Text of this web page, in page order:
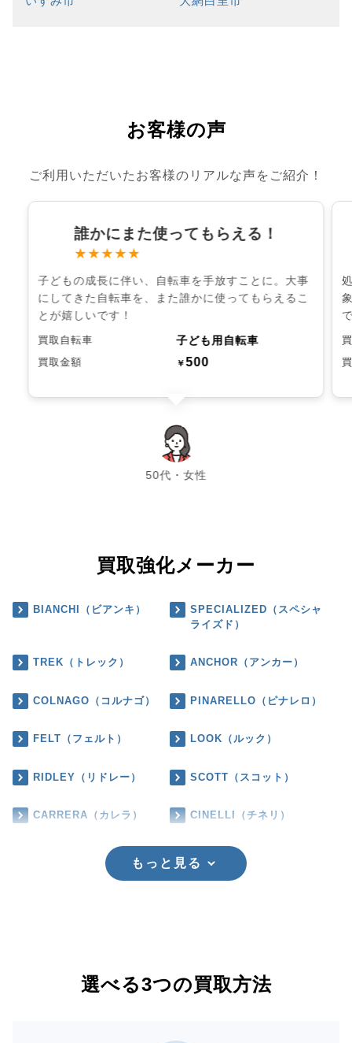
お客様の声
ご利用いただいたお客様のリアルな声をご紹介！
誰かにまた使ってもらえる！
★★★★★
子どもの成長に伴い、自転車を手放すことに。大事
にしてきた自転車を、また誰かに使ってもらえるこ
とが嬉しいです！
買取自転車 子ども用自転車
買取金額 ￥500
50代・女性
chevron_left chevron_right
買取強化メーカー
BIANCHI（ビアンキ）
SPECIALIZED（スペシャ
ライズド）
TREK（トレック） ANCHOR（アンカー）
COLNAGO（コルナゴ） PINARELLO（ピナレロ）
FELT（フェルト） LOOK（ルック）
RIDLEY（リドレー） SCOTT（スコット）
CARRERA（カレラ） CINELLI（チネリ）
もっと見る
選べる3つの買取方法